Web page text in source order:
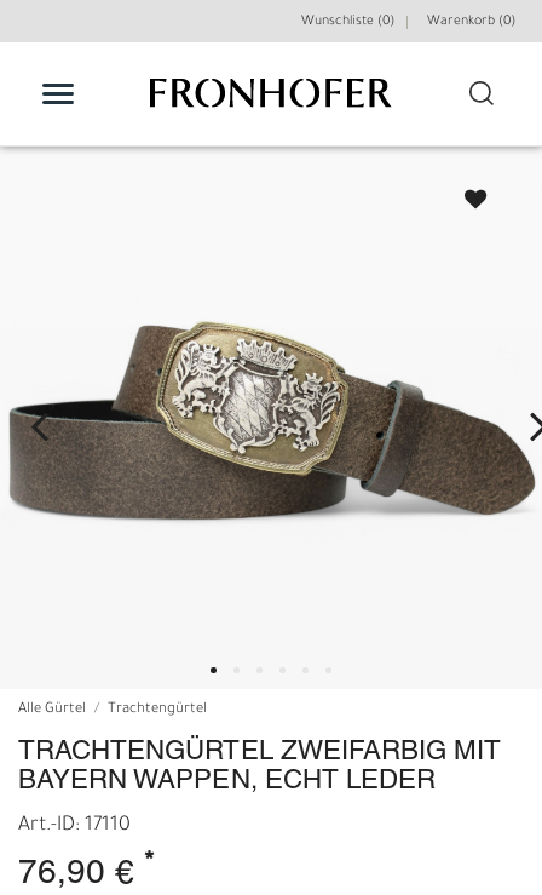
Wunschliste (0) Warenkorb (0)
Alle Gürtel Trachtengürtel
TRACHTENGÜRTEL ZWEIFARBIG MIT
BAYERN WAPPEN, ECHT LEDER
Art.-ID: 17110
76,90 € *